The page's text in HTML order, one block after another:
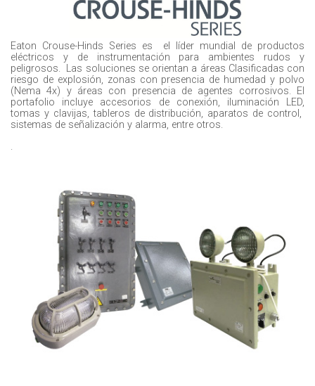
Eaton Crouse-Hinds Series es el líder mundial de productos
eléctricos y de instrumentación para ambientes rudos y
peligrosos. Las soluciones se orientan a áreas Clasificadas con
riesgo de explosión, zonas con presencia de humedad y polvo
(Nema 4x) y áreas con presencia de agentes corrosivos. El
portafolio incluye accesorios de conexión, iluminación LED,
tomas y clavijas, tableros de distribución, aparatos de control,
sistemas de señalización y alarma, entre otros.
.